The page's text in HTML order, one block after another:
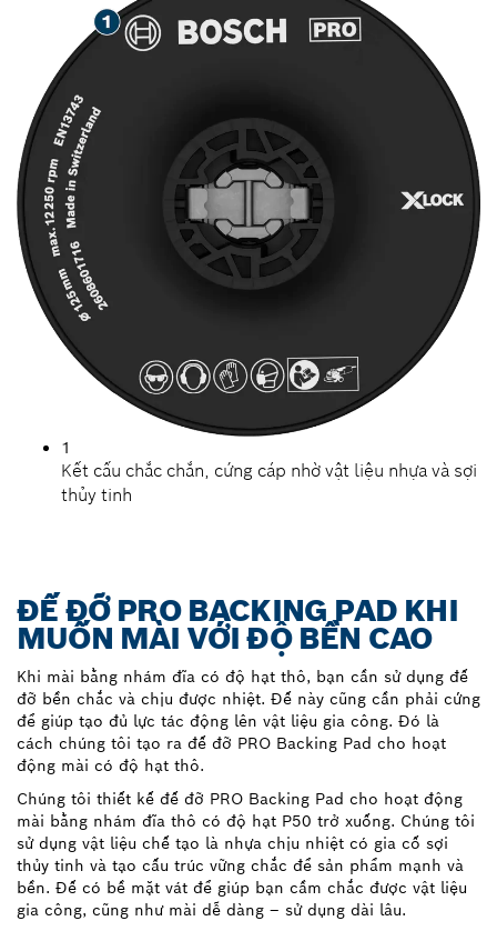
1
Kết cấu chắc chắn, cứng cáp nhờ vật liệu nhựa và sợi
thủy tinh
ĐẾ ĐỠ PRO BACKING PAD KHI
MUỐN MÀI VỚI ĐỘ BỀN CAO
Khi mài bằng nhám đĩa có độ hạt thô, bạn cần sử dụng đế
đỡ bền chắc và chịu được nhiệt. Đế này cũng cần phải cứng
để giúp tạo đủ lực tác động lên vật liệu gia công. Đó là
cách chúng tôi tạo ra đế đỡ PRO Backing Pad cho hoạt
động mài có độ hạt thô.
Chúng tôi thiết kế đế đỡ PRO Backing Pad cho hoạt động
mài bằng nhám đĩa thô có độ hạt P50 trở xuống. Chúng tôi
sử dụng vật liệu chế tạo là nhựa chịu nhiệt có gia cố sợi
thủy tinh và tạo cấu trúc vững chắc để sản phẩm mạnh và
bền. Đế có bề mặt vát để giúp bạn cầm chắc được vật liệu
gia công, cũng như mài dễ dàng – sử dụng dài lâu.